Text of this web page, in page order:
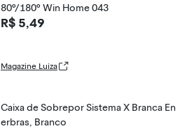
80º/180º Win Home 043
R$ 5,49
Magazine Luiza
Caixa de Sobrepor Sistema X Branca En
erbras, Branco